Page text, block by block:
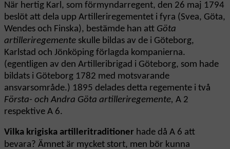
När hertig Karl, som förmyndarregent, den 26 maj 1794
beslöt att dela upp Artilleriregementet i fyra (Svea, Göta,
Wendes och Finska), bestämde han att Göta
artilleriregemente skulle bildas av de i Göteborg,
Karlstad och Jönköping förlagda kompanierna.
(egentligen av den Artilleribrigad i Göteborg, som hade
bildats i Göteborg 1782 med motsvarande
ansvarsområde.) 1895 delades detta regemente i två
Första- och Andra Göta artilleriregemente, A 2
respektive A 6.
Vilka krigiska artilleritraditioner hade då A 6 att
bevara? Ämnet är mycket stort, men bör kunna